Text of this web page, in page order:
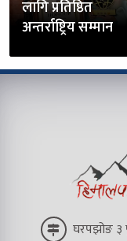
लागि प्रतिष्ठित
अन्तर्राष्ट्रिय सम्मान
घरपझोङ ३